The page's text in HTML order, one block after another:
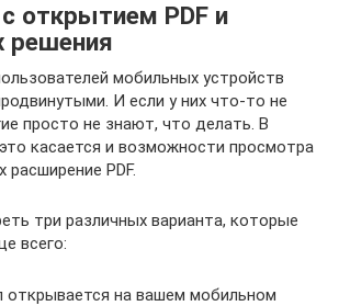
открытием PDF и
решения
мобильных устройств
И если у них что-то не
просто не знают, что делать. В
касается и возможности просмотра
PDF.
три различных варианта, которые
всего:
открывается на вашем мобильном